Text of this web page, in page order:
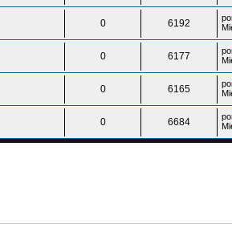
0 6192
0 6177
0 6165
0 6684